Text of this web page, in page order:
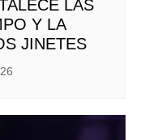
LAS
Y LA
JINETES